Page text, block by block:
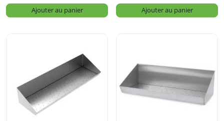
Ajouter au panier
Ajouter au panier